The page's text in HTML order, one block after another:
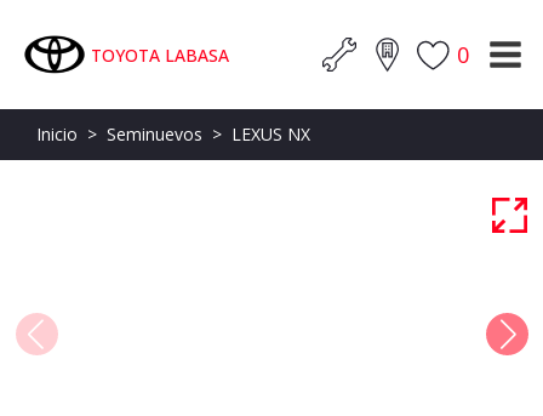
TOYOTA LABASA 0
Inicio > Seminuevos > LEXUS NX